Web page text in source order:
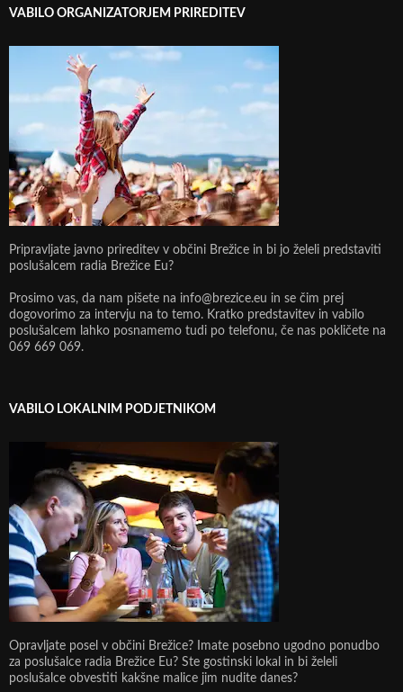
VABILO ORGANIZATORJEM PRIREDITEV
Pripravljate javno prireditev v občini Brežice in bi jo želeli predstaviti
poslušalcem radia Brežice Eu?
Prosimo vas, da nam pišete na info@brezice.eu in se čim prej
dogovorimo za intervju na to temo. Kratko predstavitev in vabilo
poslušalcem lahko posnamemo tudi po telefonu, če nas pokličete na
069 669 069.
VABILO LOKALNIM PODJETNIKOM
Opravljate posel v občini Brežice? Imate posebno ugodno ponudbo
za poslušalce radia Brežice Eu? Ste gostinski lokal in bi želeli
poslušalce obvestiti kakšne malice jim nudite danes?